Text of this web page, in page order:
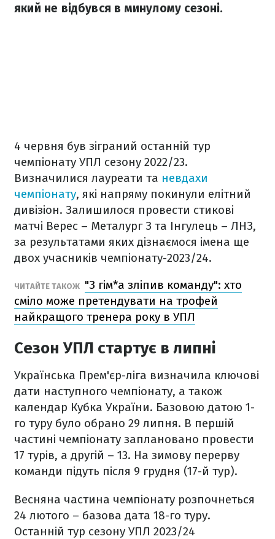
який не відбувся в минулому сезоні.
4 червня був зіграний останній тур
чемпіонату УПЛ сезону 2022/23.
Визначилися лауреати та невдахи
чемпіонату, які напряму покинули елітний
дивізіон. Залишилося провести стикові
матчі Верес – Металург З та Інгулець – ЛНЗ,
за результатами яких дізнаємося імена ще
двох учасників чемпіонату-2023/24.
ЧИТАЙТЕ ТАКОЖ "З гім*а зліпив команду": хто
сміло може претендувати на трофей
найкращого тренера року в УПЛ
Сезон УПЛ стартує в липні
Українська Прем'єр-ліга визначила ключові
дати наступного чемпіонату, а також
календар Кубка України. Базовою датою 1-
го туру було обрано 29 липня. В першій
частині чемпіонату заплановано провести
17 турів, а другій – 13. На зимову перерву
команди підуть після 9 грудня (17-й тур).
Весняна частина чемпіонату розпочнеться
24 лютого – базова дата 18-го туру.
Останній тур сезону УПЛ 2023/24